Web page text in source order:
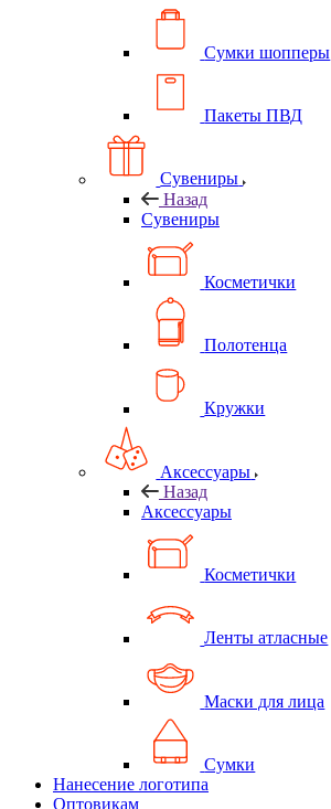
Сумки шопперы
Пакеты ПВД
Сувениры
Назад
Сувениры
Косметички
Полотенца
Кружки
Аксессуары
Назад
Аксессуары
Косметички
Ленты атласные
Маски для лица
Сумки
Нанесение логотипа
Оптовикам